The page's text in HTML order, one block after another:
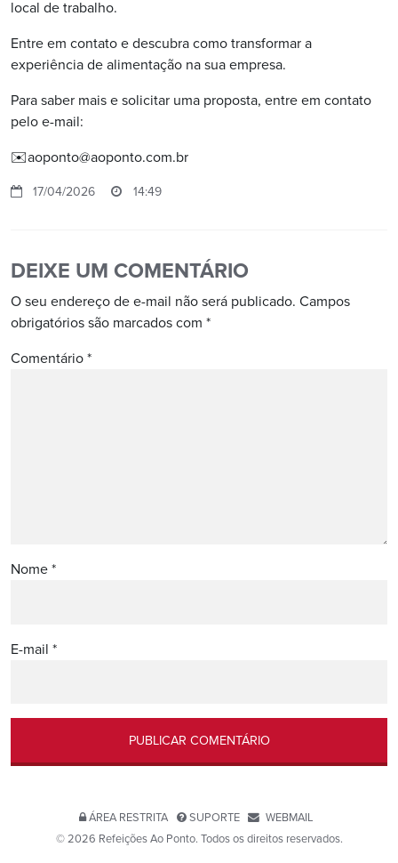
local de trabalho.
Entre em contato e descubra como transformar a
experiência de alimentação na sua empresa.
Para saber mais e solicitar uma proposta, entre em contato
pelo e-mail:
✉️aoponto@aoponto.com.br
17/04/2026 14:49
DEIXE UM COMENTÁRIO
O seu endereço de e-mail não será publicado. Campos
obrigatórios são marcados com *
Comentário *
Nome *
E-mail *
ÁREA RESTRITA SUPORTE
WEBMAIL
© 2026 Refeições Ao Ponto. Todos os direitos reservados.